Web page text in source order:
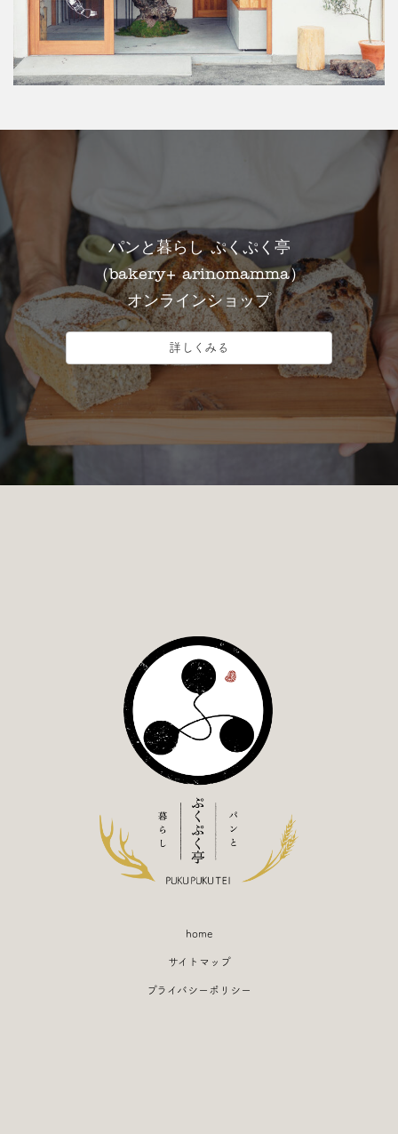
パンと暮らし ぷくぷく亭
（bakery+ arinomamma）
オンラインショップ
詳しくみる
home
サイトマップ
プライバシーポリシー